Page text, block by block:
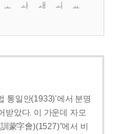
ㅗ ㅘ ㅙ ㅚ
ㅛ
통일안(1933)’에서 분명
받았다. 이 가운데 자모
蒙字會)(1527)”에서 비